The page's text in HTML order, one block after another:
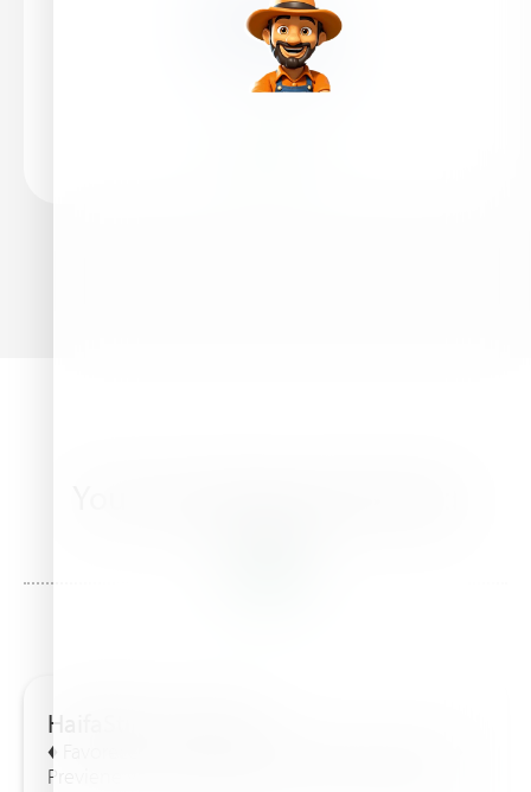
HaifaStim™ Combat
♦ Favorece los procesos fisiológicos esenciales ♦
Previene y cura la carencia de cobre ♦ Mejora el